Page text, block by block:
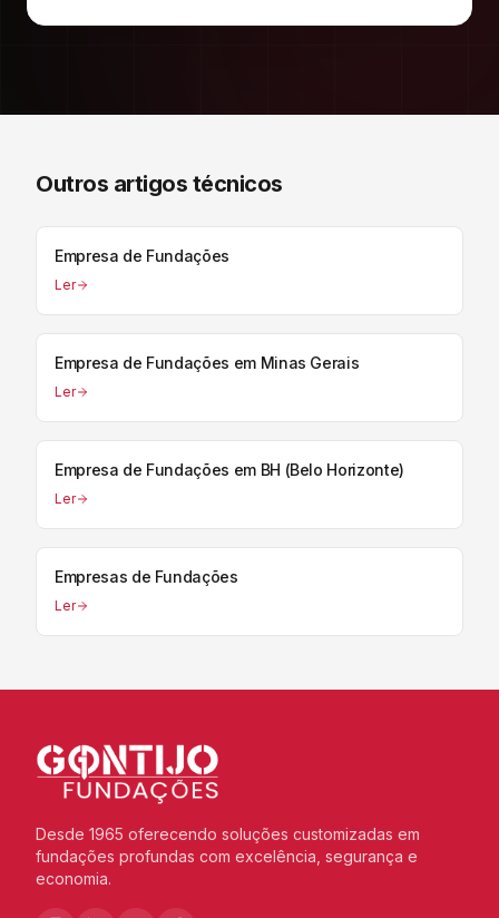
Outros artigos técnicos
Empresa de Fundações
Ler
Empresa de Fundações em Minas Gerais
Ler
Empresa de Fundações em BH (Belo Horizonte)
Ler
Empresas de Fundações
Ler
Desde 1965 oferecendo soluções customizadas em
fundações profundas com excelência, segurança e
economia.